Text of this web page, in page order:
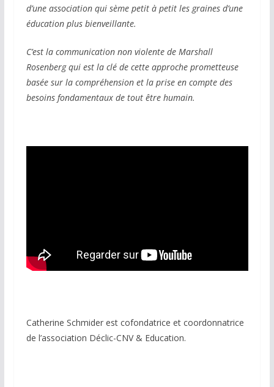
d’une association qui sème petit à petit les graines d’une
éducation plus bienveillante.
C’est la communication non violente de Marshall
Rosenberg qui est la clé de cette approche prometteuse
basée sur la compréhension et la prise en compte des
besoins fondamentaux de tout être humain.
Catherine Schmider est cofondatrice et coordonnatrice
de l’association Déclic-CNV & Education.